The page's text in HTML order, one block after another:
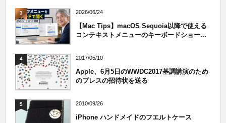
3 2026/06/24
【Mac Tips】macOS Sequoia以降で使える
コンテキストメニューのキーボードショー...
4 2017/05/10
Apple、6月5日のWWDC2017基調講演のため
のプレスの招待状を送る
5 2010/09/26
iPhone ハンドメイドのフエルトケース